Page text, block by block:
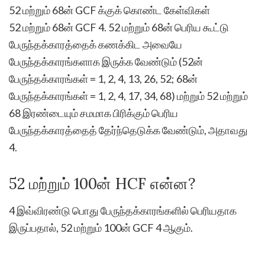
52 மற்றும் 68ன் GCF க்குக் கொண்ட கேள்விகள்
52 மற்றும் 68ன் GCF 4. 52 மற்றும் 68ன் பெரிய கூட்டு
பேருந்தக்காரத்தைக் கணக்கிட அவையே
பேருந்தக்காரங்களாக இருக்க வேண்டும் (52ன்
பேருந்தக்காரங்கள் = 1, 2, 4, 13, 26, 52; 68ன்
பேருந்தக்காரங்கள் = 1, 2, 4, 17, 34, 68) மற்றும் 52 மற்றும்
68 இரண்டையும் சமமாக பிரிக்கும் பெரிய
பேருந்தக்காரத்தைத் தேர்ந்தெடுக்க வேண்டும், அதாவது
4.
52 மற்றும் 100ன் HCF என்ன?
4 இவ்விரண்டு பொது பேருந்தக்காரங்களில் பெரியதாக
இருப்பதால், 52 மற்றும் 100ன் GCF 4 ஆகும்.